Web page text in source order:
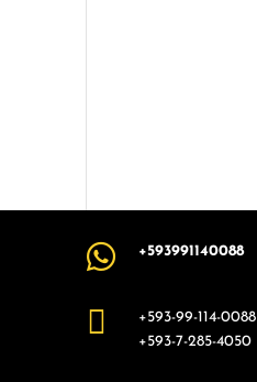
 +593991140088

+593-99-114-0088
+593-7-285-4050